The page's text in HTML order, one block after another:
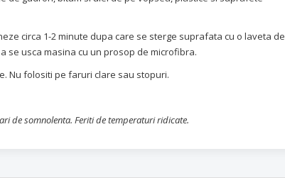
circa 1-2 minute dupa care se sterge suprafata cu o laveta de
se usca masina cu un prosop de microfibra.
Nu folositi pe faruri clare sau stopuri.
de somnolenta. Feriti de temperaturi ridicate.